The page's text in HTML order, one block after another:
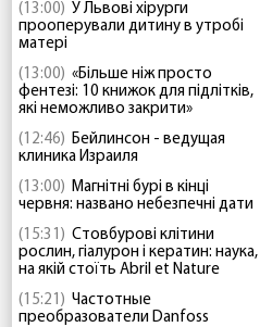
(13:00) У Львові хірурги
прооперували дитину в утробі
матері
(13:00) «Більше ніж просто
фентезі: 10 книжок для підлітків,
які неможливо закрити»
(12:46) Бейлинсон - ведущая
клиника Израиля
(13:00) Магнітні бурі в кінці
червня: названо небезпечні дати
(15:31) Стовбурові клітини
рослин, гіалурон і кератин: наука,
на якій стоїть Abril et Nature
(15:21) Частотные
преобразователи Danfoss